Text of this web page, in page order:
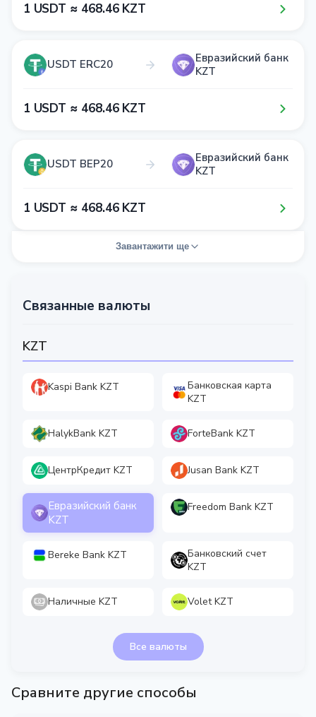
1​ USDT ≈ 4​6​8​.4​6​ KZT
USDT ERC20
Евразийский банк
KZT
1​ USDT ≈ 4​6​8​.4​6​ KZT
USDT BEP20
Евразийский банк
KZT
1​ USDT ≈ 4​6​8​.4​6​ KZT
Завантажити ще
Связанные валюты
KZT
Kaspi Bank KZT
Банковская карта
KZT
HalykBank KZT ForteBank KZT
ЦентрКредит KZT Jusan Bank KZT
Евразийский банк
KZT
Freedom Bank KZT
Bereke Bank KZT
Банковский счет
KZT
Наличные KZT Volet KZT
Все валюты
Сравните другие способы